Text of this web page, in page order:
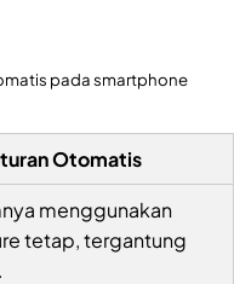
pada smartphone
Otomatis
menggunakan
tetap, tergantung